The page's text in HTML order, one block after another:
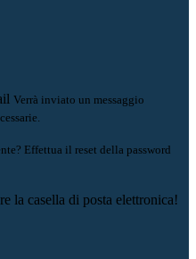
Verrà inviato un messaggio
Effettua il reset della password
la casella di posta elettronica!